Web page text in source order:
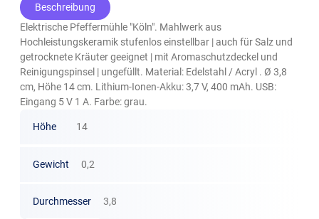
Beschreibung
Elektrische Pfeffermühle "Köln". Mahlwerk aus
Hochleistungskeramik stufenlos einstellbar | auch für Salz und
getrocknete Kräuter geeignet | mit Aromaschutzdeckel und
Reinigungspinsel | ungefüllt. Material: Edelstahl / Acryl . Ø 3,8
cm, Höhe 14 cm. Lithium-Ionen-Akku: 3,7 V, 400 mAh. USB:
Eingang 5 V 1 A. Farbe: grau.
Höhe 14
Gewicht 0,2
Durchmesser 3,8